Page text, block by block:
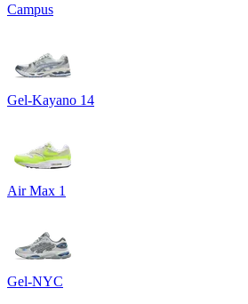
Campus
Gel-Kayano 14
Air Max 1
Gel-NYC